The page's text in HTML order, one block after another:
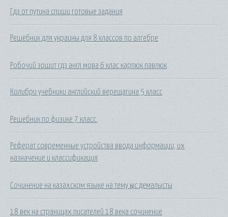
Гдз от путина спиши готовые задания
Решебник для украины для 8 классов по алгебре
Робочий зошит гдз англ мова 6 клас карпюк павлюк
Колибри учебники английский верещагина 5 класс
Решебник по физике 7 класс.
Реферат современные устройства ввода информации, их
назначение и классификация
Сочинение на казахском языке на тему қыс демалысты
18 век на страницах писателей 18 века сочинение